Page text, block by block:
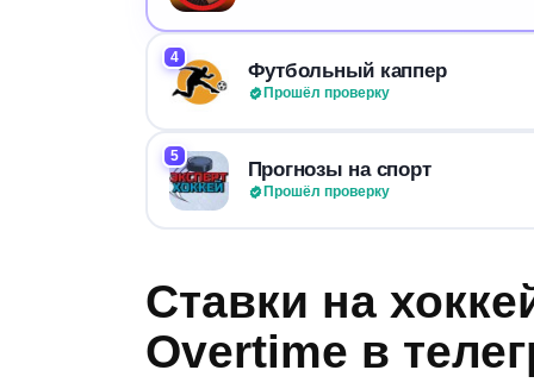
4
Футбольный каппер
Прошёл проверку
5
Прогнозы на спорт
Прошёл проверку
Ставки на
Overtime в